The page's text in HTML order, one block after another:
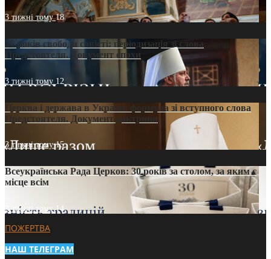
3 тижні тому18
35 років свободи совісті: періодизація зі слова
Предстоятеля. Документ епохи
3 тижні тому 12
Церква і держава в Україні: формула зі вступного слова
Предстоятеля. Документ доктрини
3 тижні тому15
Всеукраїнська Рада Церков: 30 років за столом, за яким є
місце всім
3 тижні тому14
ПОЖЕРТВА
НАШ ТЕЛЕГРАМ